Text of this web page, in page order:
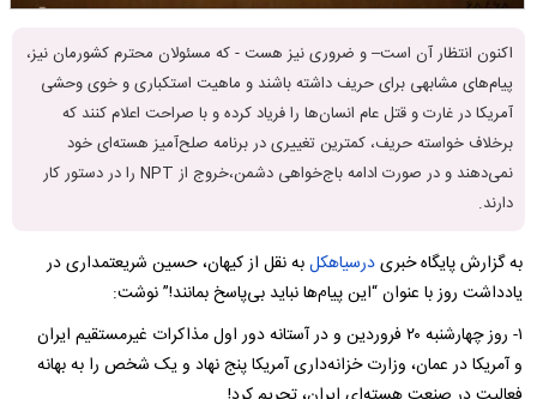
اکنون انتظار آن است– و ضروری نیز هست -‌ که مسئولان محترم کشورمان نیز،
پیام‌های مشابهی برای حریف داشته باشند و ماهیت استکباری و خوی وحشی
آمریکا در غارت و قتل عام انسان‌ها را فریاد کرده و با صراحت اعلام کنند که
برخلاف خواسته حریف، کمترین تغییری در برنامه صلح‌آمیز هسته‌ای خود
نمی‌دهند و در صورت ادامه باج‌خواهی دشمن،خروج از NPT را در دستور کار
دارند.
به گزارش پایگاه خبریدرسیاهکلبه نقل از کیهان، حسین شریعتمداری در
یادداشت روز با عنوان “این پیام‌ها نباید بی‌پاسخ بمانند‌!” نوشت:
۱- روز چهارشنبه ۲۰ فروردین و در آستانه دور اول مذاکرات غیر‌مستقیم ایران
و آمریکا در عمان، وزارت خزانه‌داری آمریکا پنج نهاد و یک شخص را به بهانه